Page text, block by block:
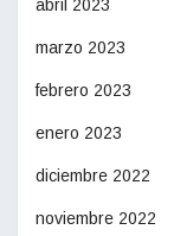
abril 2023
marzo 2023
febrero 2023
enero 2023
diciembre 2022
noviembre 2022